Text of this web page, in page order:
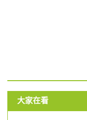
大家在看